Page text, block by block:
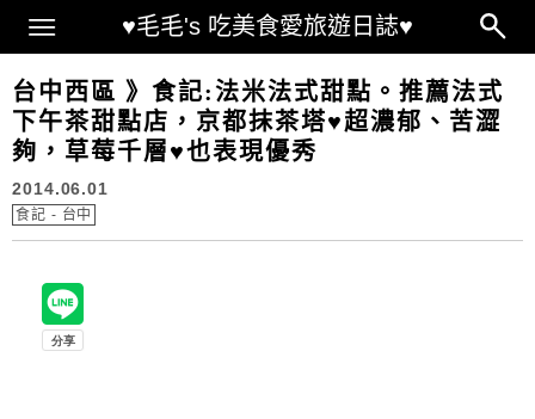
♥毛毛's 吃美食愛旅遊日誌♥
Main Menu
台中西區 》食記:法米法式甜點。推薦法式
下午茶甜點店，京都抹茶塔♥超濃郁、苦澀
夠，草莓千層♥也表現優秀
2014.06.01
食記 - 台中